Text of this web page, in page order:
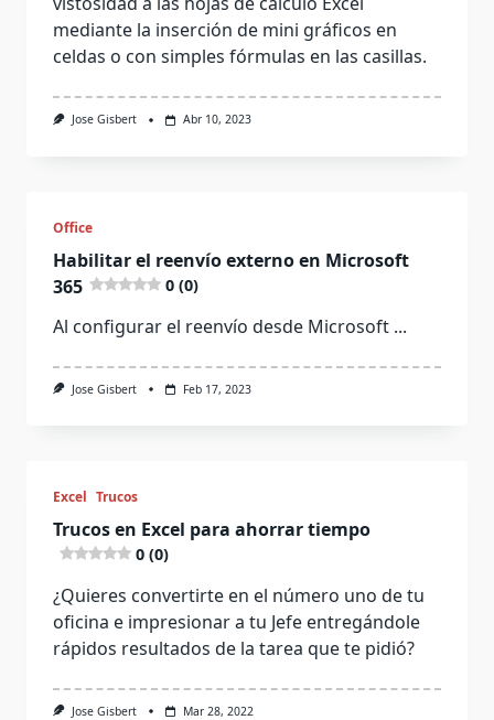
mediante la inserción de mini gráficos en
celdas o con simples fórmulas en las casillas.
Jose Gisbert Abr 10, 2023
Office
Habilitar el reenvío externo en Microsoft
365
0 (0)
Al configurar el reenvío desde Microsoft ...
Jose Gisbert Feb 17, 2023
Excel Trucos
Trucos en Excel para ahorrar tiempo
0 (0)
¿Quieres convertirte en el número uno de tu
oficina e impresionar a tu Jefe entregándole
rápidos resultados de la tarea que te pidió?
Jose Gisbert Mar 28, 2022